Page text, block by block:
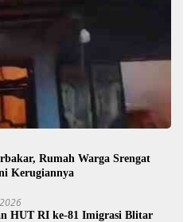
Rumah Warga Srengat
Kerugiannya
HUT RI ke-81 Imigrasi Blitar